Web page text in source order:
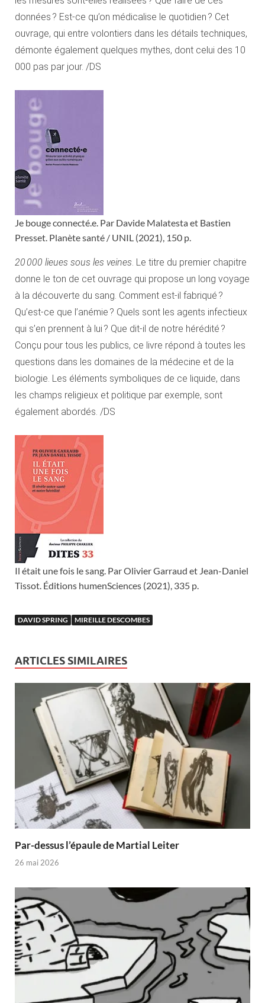
données ? Est-ce qu’on médicalise le quotidien ? Cet
ouvrage, qui entre volontiers dans les détails techniques,
démonte également quelques mythes, dont celui des 10
000 pas par jour. /DS
Je bouge connecté.e. Par Davide Malatesta et Bastien
Presset. Planète santé / UNIL (2021), 150 p.
20 000 lieues sous les veines. Le titre du premier chapitre
donne le ton de cet ouvrage qui propose un long voyage
à la découverte du sang. Comment est-il fabriqué ?
Qu’est-ce que l’anémie ? Quels sont les agents infectieux
qui s’en prennent à lui ? Que dit-il de notre hérédité ?
Conçu pour tous les publics, ce livre répond à toutes les
questions dans les domaines de la médecine et de la
biologie. Les éléments symboliques de ce liquide, dans
les champs religieux et politique par exemple, sont
également abordés. /DS
Il était une fois le sang. Par Olivier Garraud et Jean-Daniel
Tissot. Éditions humenSciences (2021), 335 p.
DAVID SPRING MIREILLE DESCOMBES
ARTICLES SIMILAIRES
Par-dessus l’épaule de Martial Leiter
26 mai 2026